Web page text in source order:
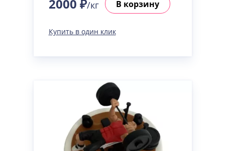
2000 ₽/кг В корзину
Купить в один клик